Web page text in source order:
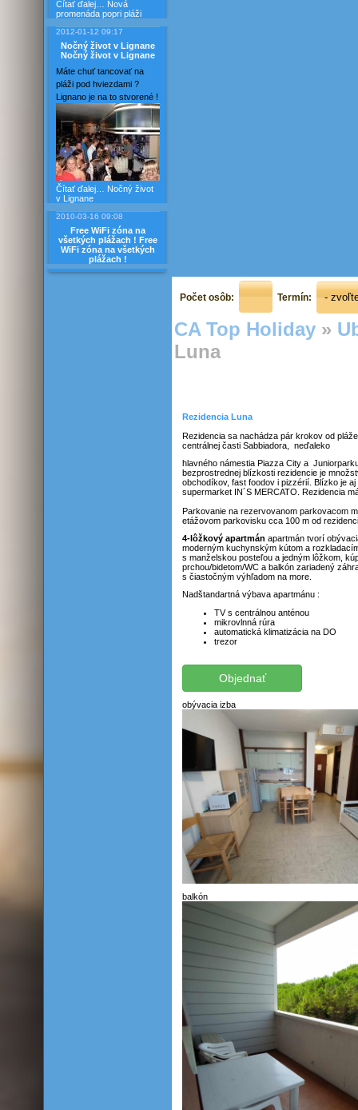
Čítať ďalej… Nová
promenáda popri pláži
2012-01-12 09:17
Nočný život v Lignane
Nočný život v Lignane
Máte chuť tancovať na
pláži pod hviezdami ?
Lignano je na to stvorené !
Čítať ďalej… Nočný život
v Lignane
2010-03-16 09:08
Free WiFi zóna na
všetkých plážach ! Free
WiFi zóna na všetkých
plážach !
Počet osôb: Termín:
CA Top Holiday »
Luna
Rezidencia Luna
Rezidencia sa nachádza pár krokov od
centrálnej časti Sabbiadora, neďaleko
hlavného námestia Piazza City a
bezprostrednej blízkosti rezidencie je
obchodíkov, fast foodov i pizzérií. Blízko je aj
supermarket IN´S MERCATO. Rezidencia
Parkovanie na rezervovanom parkovacom
etážovom parkovisku cca 100 m od
4-lôžkový apartmán apartmán tvorí
moderným kuchynským kútom a
s manželskou posteľou a jedným lôžkom,
prchou/bidetom/WC a balkón zariadený
s čiastočným výhľadom na more.
Nadštandartná výbava apartmánu :
TV s centrálnou anténou
mikrovlnná rúra
automatická klimatizácia na DO
trezor
obývacia izba
balkón